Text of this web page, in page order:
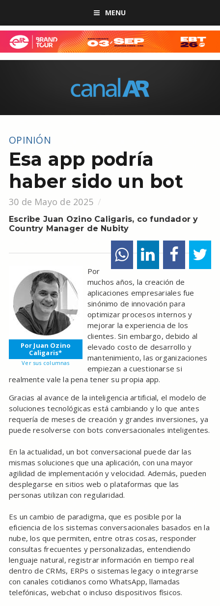
MENU
OPINIÓN
Esa app podría
haber sido un bot
30 de Mayo de 2025
Escribe Juan Ozino Caligaris, co fundador y
Country Manager de Nubity
Por Juan Ozino
Caligaris*
Ver sus columnas
Por
muchos años, la creación de
aplicaciones empresariales fue
sinónimo de innovación para
optimizar procesos internos y
mejorar la experiencia de los
clientes. Sin embargo, debido al
elevado costo de desarrollo y
mantenimiento, las organizaciones
empiezan a cuestionarse si
realmente vale la pena tener su propia app.
Gracias al avance de la inteligencia artificial, el modelo de
soluciones tecnológicas está cambiando y lo que antes
requería de meses de creación y grandes inversiones, ya
puede resolverse con bots conversacionales inteligentes.
En la actualidad, un bot conversacional puede dar las
mismas soluciones que una aplicación, con una mayor
agilidad de implementación y velocidad. Además, pueden
desplegarse en sitios web o plataformas que las
personas utilizan con regularidad.
Es un cambio de paradigma, que es posible por la
eficiencia de los sistemas conversacionales basados en la
nube, los que permiten, entre otras cosas, responder
consultas frecuentes y personalizadas, entendiendo
lenguaje natural, registrar información en tiempo real
dentro de CRMs, ERPs o sistemas legacy o integrarse
con canales cotidianos como WhatsApp, llamadas
telefónicas, webchat o incluso dispositivos físicos.